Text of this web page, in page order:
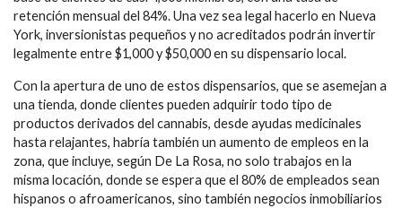
retención mensual del 84%. Una vez sea legal hacerlo en Nueva
York, inversionistas pequeños y no acreditados podrán invertir
legalmente entre $1,000 y $50,000 en su dispensario local.
Con la apertura de uno de estos dispensarios, que se asemejan a
una tienda, donde clientes pueden adquirir todo tipo de
productos derivados del cannabis, desde ayudas medicinales
hasta relajantes, habría también un aumento de empleos en la
zona, que incluye, según De La Rosa, no solo trabajos en la
misma locación, donde se espera que el 80% de empleados sean
hispanos o afroamericanos, sino también negocios inmobiliarios